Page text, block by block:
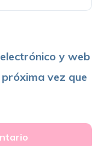
y web
vez que